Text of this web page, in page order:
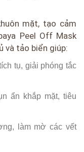
mặt, tạo cảm
Peel Off Mask
và tảo biển giúp:
tụ, giải phóng tắc
ẩn khắp mặt, tiêu
làm mờ các vết